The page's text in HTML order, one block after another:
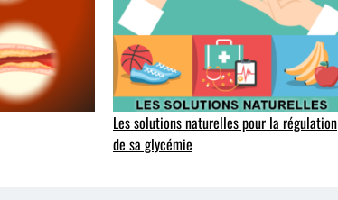
Les solutions naturelles pour la régulation
de sa glycémie